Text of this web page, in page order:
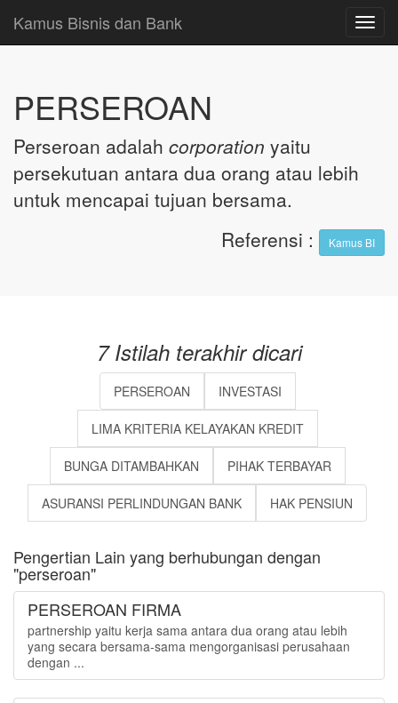
Kamus Bisnis dan Bank
PERSEROAN
Perseroan adalah corporation yaitu
persekutuan antara dua orang atau lebih
untuk mencapai tujuan bersama.
Referensi : Kamus BI
7 Istilah terakhir dicari
PERSEROAN INVESTASI
LIMA KRITERIA KELAYAKAN KREDIT
BUNGA DITAMBAHKAN PIHAK TERBAYAR
ASURANSI PERLINDUNGAN BANK HAK PENSIUN
Pengertian Lain yang berhubungan dengan
"perseroan"
PERSEROAN FIRMA
partnership yaitu kerja sama antara dua orang atau lebih
yang secara bersama-sama mengorganisasi perusahaan
dengan ...